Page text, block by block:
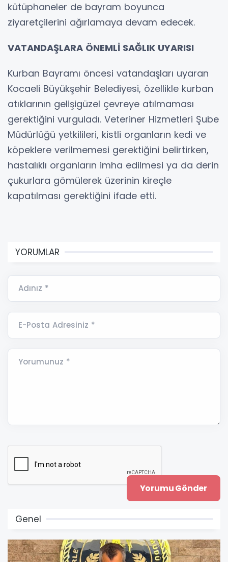
kütüphaneler de bayram boyunca
ziyaretçilerini ağırlamaya devam edecek.
VATANDAŞLARA ÖNEMLİ SAĞLIK UYARISI
Kurban Bayramı öncesi vatandaşları uyaran
Kocaeli Büyükşehir Belediyesi, özellikle kurban
atıklarının gelişigüzel çevreye atılmaması
gerektiğini vurguladı. Veteriner Hizmetleri Şube
Müdürlüğü yetkilileri, kistli organların kedi ve
köpeklere verilmemesi gerektiğini belirtirken,
hastalıklı organların imha edilmesi ya da derin
çukurlara gömülerek üzerinin kireçle
kapatılması gerektiğini ifade etti.
YORUMLAR
Adınız *
E-Posta Adresiniz *
Yorumunuz *
Genel